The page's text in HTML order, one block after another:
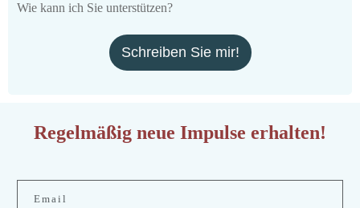
Wie kann ich Sie unterstützen?
Schreiben Sie mir!
Regelmäßig neue Impulse erhalten!